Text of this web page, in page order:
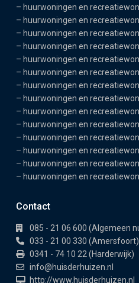
– huurwoningen en
– huurwoningen en
– huurwoningen en
– huurwoningen en
– huurwoningen en
– huurwoningen en
– huurwoningen en
– huurwoningen en
– huurwoningen en
– huurwoningen en
– huurwoningen en
– huurwoningen en
– huurwoningen en
– huurwoningen en
Contact
085 - 21 06 600 (Algemeen
033 - 21 00 330 (Amersfoort)
0341 - 74 10 22 (Harderwijk)
info@huisderhuizen.nl
http://www.huisderhuizen.nl